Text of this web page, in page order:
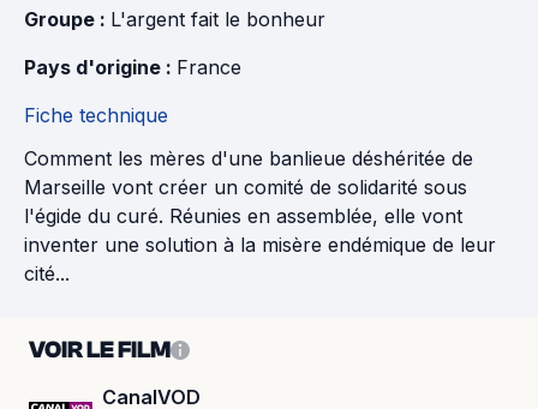
Groupe : L'argent fait le bonheur
Pays d'origine : France
Fiche technique
Comment les mères d'une banlieue déshéritée de
Marseille vont créer un comité de solidarité sous
l'égide du curé. Réunies en assemblée, elle vont
inventer une solution à la misère endémique de leur
cité...
VOIR LE FILM
CanalVOD